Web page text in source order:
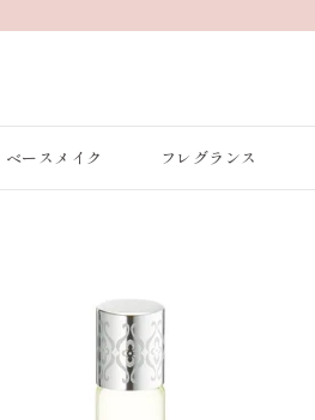
ベースメイク フレグランス